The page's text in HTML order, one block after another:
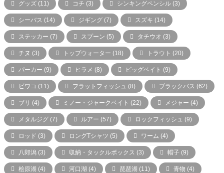
グッズ (11) コチ (3) シンキングペンシル (3)
シーバス (14) ジギング (7) スズキ (14)
ステッカー (7) スプーン (5) タチウオ (3)
チヌ (3) トップウォーター (18) トラウト (20)
パーカー (9) ヒラメ (8) ビッグベイト (9)
ビワコ (11) フラットフィッシュ (8) ブラックバス (62)
ブリ (4) ミノー・ジャークベイト (22) メジャー (4)
メタルジグ (7) ルアー (57) ロックフィッシュ (9)
ロッド (3) ロングTシャツ (5) ワーム (4)
八郎潟 (3) 収納・タックルボックス (3) 帽子 (9)
桧原湖 (4) 河口湖 (4) 琵琶湖 (11) 青物 (4)